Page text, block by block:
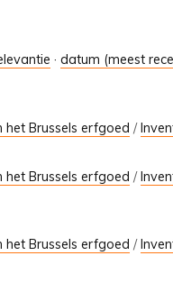
· datum (meest
het Brussels erfgoed /
het Brussels erfgoed /
het Brussels erfgoed /